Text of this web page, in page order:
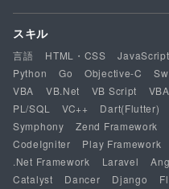
スキル
言語 HTML・CSS JavaScript
Python
Go Objective-C
VBA
VB.Net VB Script VBA
PL/SQL
VC++ Dart(Flutter)
Symphony
Zend Framework
CodeIgniter
Play Framework
.Net Framework
Laravel
Catalyst
Dancer Django